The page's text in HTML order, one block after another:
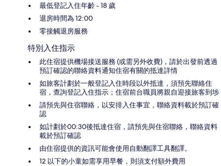
最低登記入住年齡 - 18 歲
退房時間為 12:00
零接觸退房服務
特別入住指示
此住宿提供機場接送服務 (或需另外收費)，請於出發前透過
預訂確認的聯絡資料通知住宿有關的抵達詳情
如旅客計劃於一般登記入住時段以外抵達，須預先聯絡住
宿，查詢登記入住指示；住宿前台職員將親自迎接旅客到埗
請預先與住宿聯絡，以安排入住事宜，聯絡資料載於預訂確
認
如計劃於00:30後抵達住宿，請預先與住宿聯絡，聯絡資料
載於預訂確認
由住宿提供的資訊可能會使用自動翻譯工具翻譯。
12 以下的小童如需享用早餐，則須支付額外費用